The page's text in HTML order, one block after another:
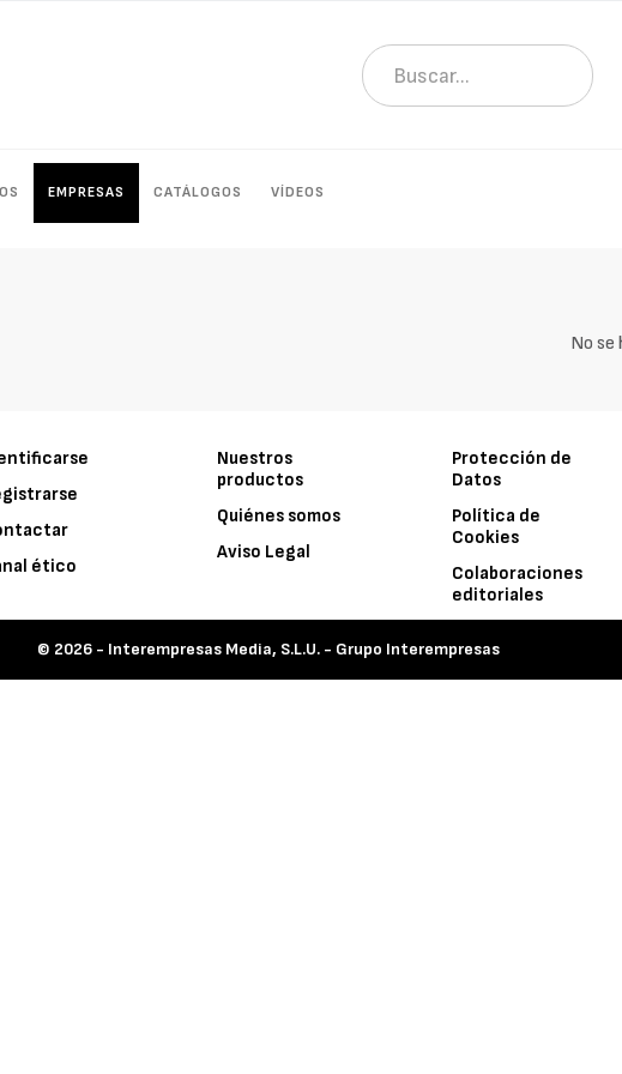
EMPRESAS CATÁLOGOS VÍDEOS
No se
ético
Nuestros
productos
Quiénes somos
Aviso Legal
Protección de
Datos
Política de
Cookies
Colaboraciones
editoriales
© 2026 - Interempresas Media, S.L.U. - Grupo Interempresas